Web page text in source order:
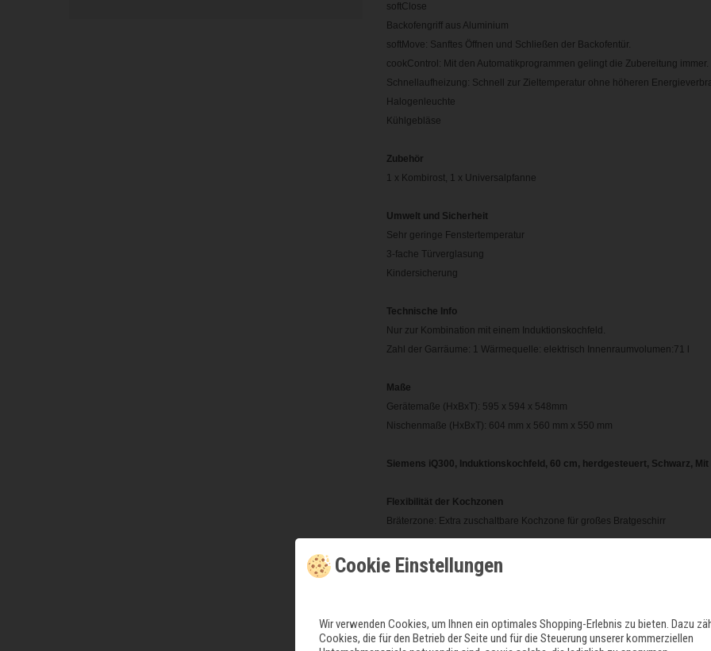
softClose
Backofengriff aus Aluminium
softMove: Sanftes Öffnen und Schließen der Backofentür.
cookControl: Mit den Automatikprogrammen gelingt die Zubereitung
Schnellaufheizung: Schnell zur Zieltemperatur ohne höheren
Halogenleuchte
Kühlgebläse
Zubehör
1 x Kombirost, 1 x Universalpfanne
Umwelt und Sicherheit
Sehr geringe Fenstertemperatur
3-fache Türverglasung
Kindersicherung
Technische Info
Nur zur Kombination mit einem Induktionskochfeld.
Zahl der Garräume: 1 Wärmequelle: elektrisch Innenraumvolumen:71 l
Maße
Gerätemaße (HxBxT): 595 x 594 x 548mm
Nischenmaße (HxBxT): 604 mm x 560 mm x 550 mm
Siemens iQ300, Induktionskochfeld, 60 cm, herdgesteuert, Schwarz,
Flexibilität der Kochzonen
Bräterzone: Extra zuschaltbare Kochzone für großes Bratgeschirr
Benutzerfreundlichkeit
Dieses Kochfeld ist nur in Kombination mit einem geeigneten
Timer mit Abschaltfunktion: Schaltet die Kochzone am Ende der
Cookie Einstellungen
Wir verwenden Cookies, um Ihnen ein optimales Shopping-Erlebnis zu bieten. Dazu
Cookies, die für den Betrieb der Seite und für die Steuerung unserer kommerziellen